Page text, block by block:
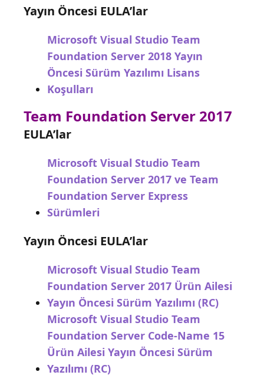
Yayın Öncesi EULA’lar
Microsoft Visual Studio Team
Foundation Server 2018 Yayın
Öncesi Sürüm Yazılımı Lisans
Koşulları
Team Foundation Server 2017
EULA’lar
Microsoft Visual Studio Team
Foundation Server 2017 ve Team
Foundation Server Express
Sürümleri
Yayın Öncesi EULA’lar
Microsoft Visual Studio Team
Foundation Server 2017 Ürün Ailesi
Yayın Öncesi Sürüm Yazılımı (RC)
Microsoft Visual Studio Team
Foundation Server Code-Name 15
Ürün Ailesi Yayın Öncesi Sürüm
Yazılımı (RC)